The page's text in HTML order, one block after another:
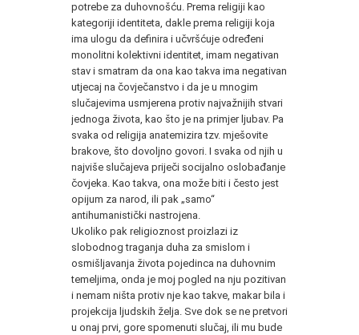
potrebe za duhovnošću. Prema religiji kao
kategoriji identiteta, dakle prema religiji koja
ima ulogu da definira i učvršćuje određeni
monolitni kolektivni identitet, imam negativan
stav i smatram da ona kao takva ima negativan
utjecaj na čovječanstvo i da je u mnogim
slučajevima usmjerena protiv najvažnijih stvari
jednoga života, kao što je na primjer ljubav. Pa
svaka od religija anatemizira tzv. mješovite
brakove, što dovoljno govori. I svaka od njih u
najviše slučajeva priječi socijalno oslobađanje
čovjeka. Kao takva, ona može biti i često jest
opijum za narod, ili pak „samo“
antihumanistički nastrojena.
Ukoliko pak religioznost proizlazi iz
slobodnog traganja duha za smislom i
osmišljavanja života pojedinca na duhovnim
temeljima, onda je moj pogled na nju pozitivan
i nemam ništa protiv nje kao takve, makar bila i
projekcija ljudskih želja. Sve dok se ne pretvori
u onaj prvi, gore spomenuti slučaj, ili mu bude